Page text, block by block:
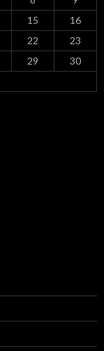
15
16
22
23
29
30